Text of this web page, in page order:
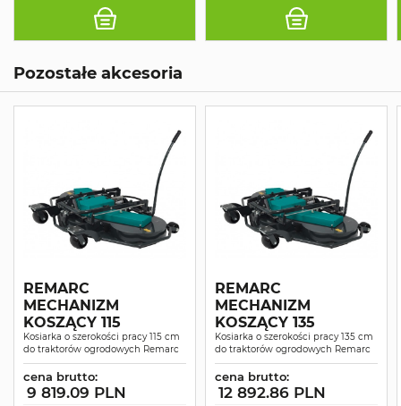
Pozostałe akcesoria
REMARC
MECHANIZM
KOSZĄCY 115
Kosiarka o szerokości pracy 115 cm
do traktorów ogrodowych Remarc
cena brutto:
9 819.09 PLN
REMARC
MECHANIZM
KOSZĄCY 135
Kosiarka o szerokości pracy 135 cm
do traktorów ogrodowych Remarc
cena brutto:
12 892.86 PLN